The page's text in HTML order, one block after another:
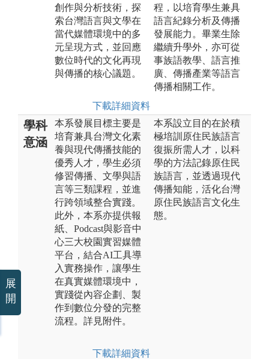
創作與分析技術，探
索台灣語言與文學在
當代媒體環境中的多
元呈現方式，並回應
數位時代的文化再現
與傳播的核心議題。
下載詳細資料
程，以培育學生兼具
語言紀錄分析及傳播
發展能力。畢業生除
繼續升學外，亦可從
事族語教學、語言推
廣、傳播產業等語言
傳播相關工作。
學科
意涵
本系發展目標主要是
培育兼具台灣文化素
養與現代傳播技能的
優秀人才，學生必須
修習傳播、文學與語
言等三類課程，並進
行跨領域整合實踐。
此外，本系亦提供報
紙、Podcast與影音中
心三大校園實習媒體
平台，結合AI工具導
入實務操作，讓學生
在真實媒體環境中，
實踐從內容企劃、製
作到數位分發的完整
流程。詳見附件。
下載詳細資料
本系設立目的在於積
極培訓原住民族語言
復振所需人才，以科
學的方法記錄原住民
族語言，並透過現代
傳播知能，活化台灣
原住民族語言文化生
態。
展
開